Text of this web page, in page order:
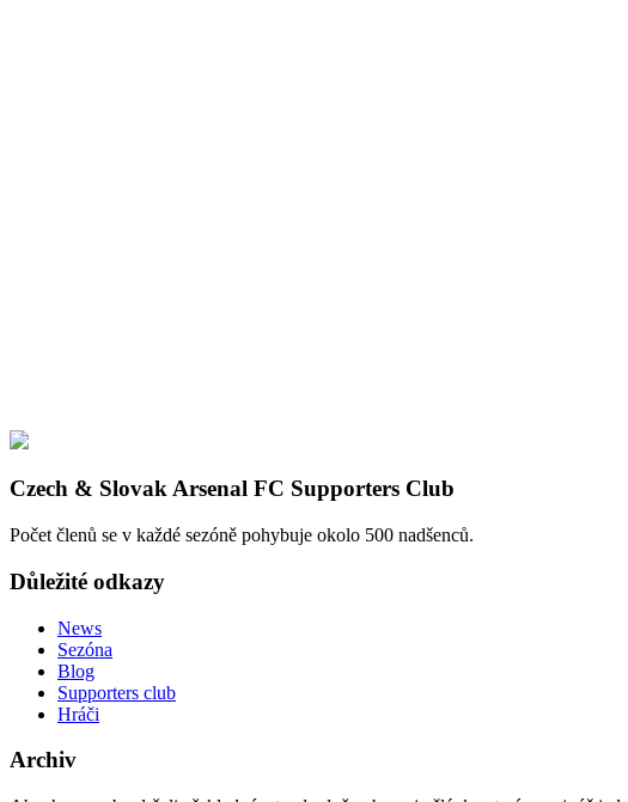
Czech & Slovak Arsenal FC Supporters Club
Počet členů se v každé sezóně pohybuje okolo 500 nadšenců.
Důležité odkazy
News
Sezóna
Blog
Supporters club
Hráči
Archiv